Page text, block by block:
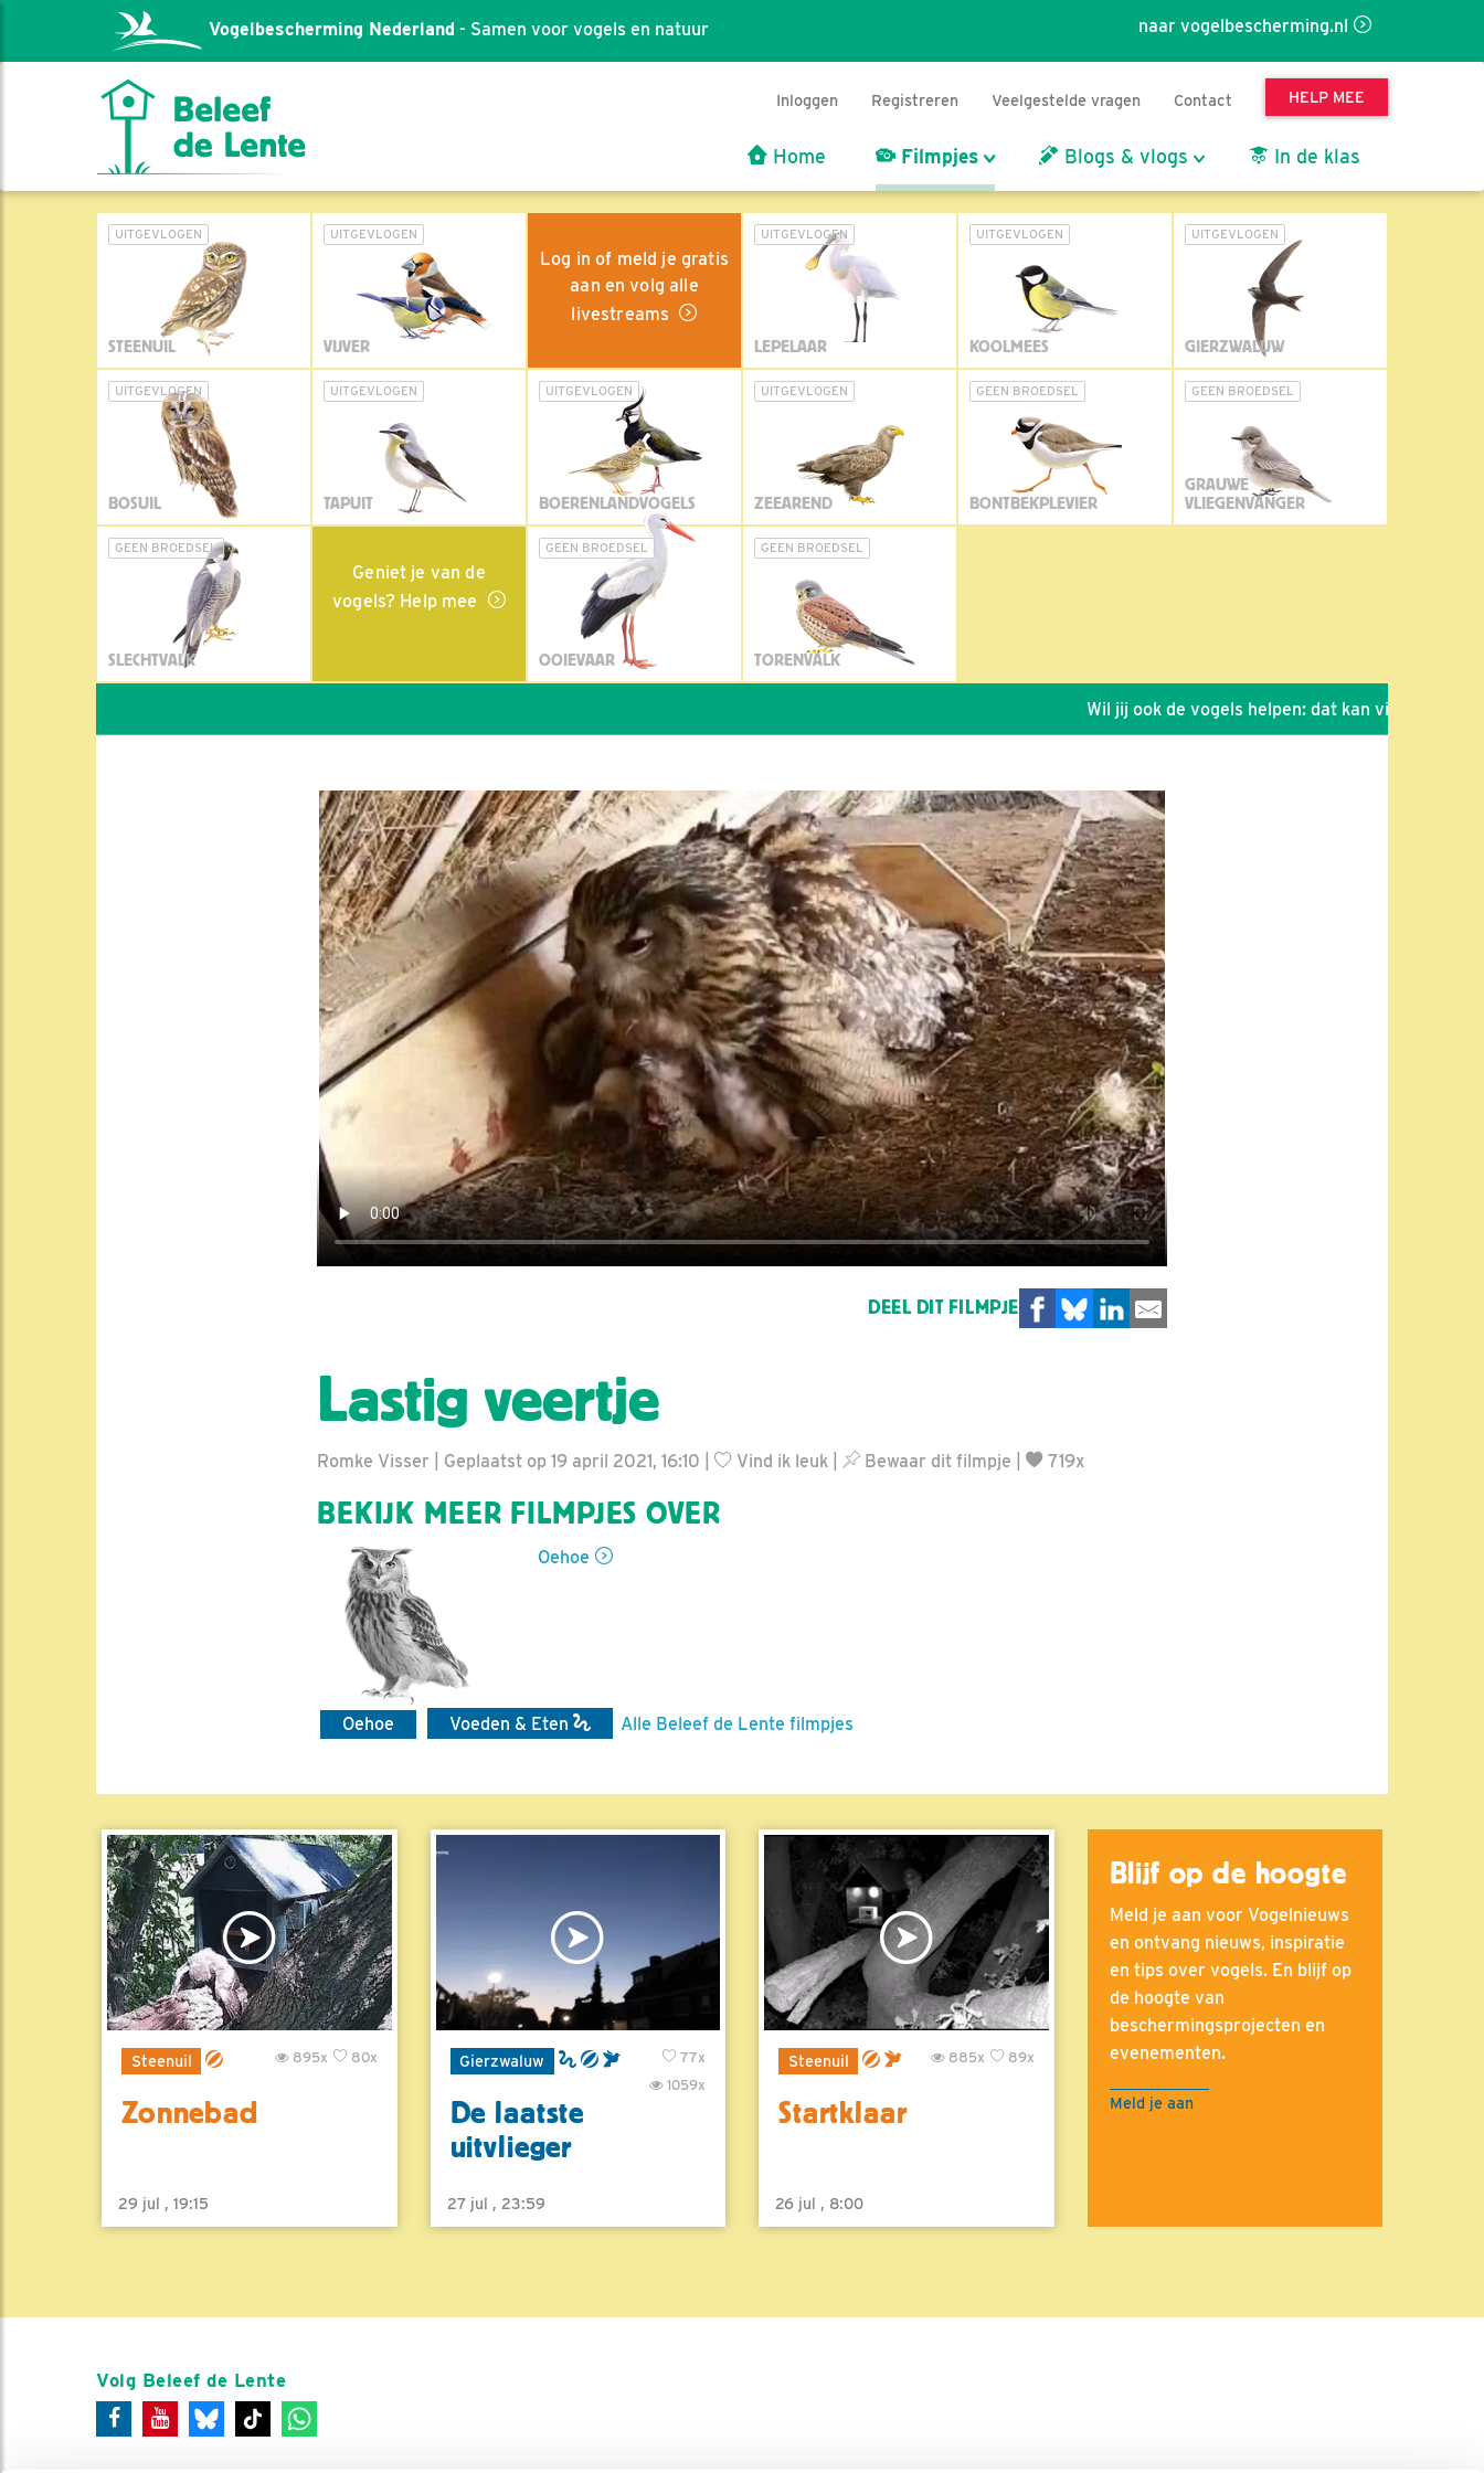
naar vogelbescherming.nl
Vogelbescherming Nederland - Samen voor vogels en natuur
Inloggen Registreren Veelgestelde vragen Contact HELP MEE
Home Filmpjes Blogs & vlogs In de klas
UITGEVLOGEN
STEENUIL
UITGEVLOGEN
VIJVER
Log in of meld je gratis
aan en volg alle
livestreams
UITGEVLOGEN
LEPELAAR
UITGEVLOGEN
KOOLMEES
UITGEVLOGEN
GIERZWALUW
UITGEVLOGEN
BOSUIL
UITGEVLOGEN
TAPUIT
UITGEVLOGEN
BOERENLANDVOGELS
UITGEVLOGEN
ZEEAREND
GEEN BROEDSEL
BONTBEKPLEVIER
GEEN BROEDSEL
GRAUWE
VLIEGENVANGER
GEEN BROEDSEL
SLECHTVALK
Geniet je van de
vogels? Help mee
GEEN BROEDSEL
OOIEVAAR
GEEN BROEDSEL
TORENVALK
Wil jij ook de vogels helpen: dat kan via de link!
DEEL DIT FILMPJE
Lastig veertje
Romke Visser | Geplaatst op 19 april 2021, 16:10 | Vind ik leuk Bewaar dit filmpje 719x
BEKIJK MEER FILMPJES OVER
Oehoe
Oehoe Voeden & Eten Alle Beleef de Lente filmpjes
Steenuil 80x
895x
Zonnebad
29 jul , 19:15
Gierzwaluw
77x
1059x
De laatste
uitvlieger
27 jul , 23:59
Steenuil 89x
885x
Startklaar
26 jul , 8:00
Blijf op de hoogte
Meld je aan voor Vogelnieuws
en ontvang nieuws, inspiratie
en tips over vogels. En blijf op
de hoogte van
beschermingsprojecten en
evenementen.
Meld je aan
Volg Beleef de Lente